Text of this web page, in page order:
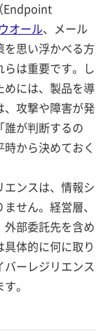
Endpoint
オール、メール
思い浮かべる方
は重要です。し
めには、製品を導
、攻撃や障害が発
が判断するの
から決めておく
ンスは、情報シ
せん。経営層、
部委託先を含め
体的に何に取り
ーレジリエンス
。